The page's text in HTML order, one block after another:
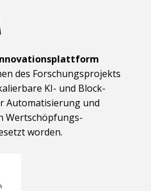
des Forschungsprojekts
KI- und Block­
Automatisierung und
Wert­schöpfungs­
worden.